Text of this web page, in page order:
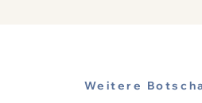
Weitere